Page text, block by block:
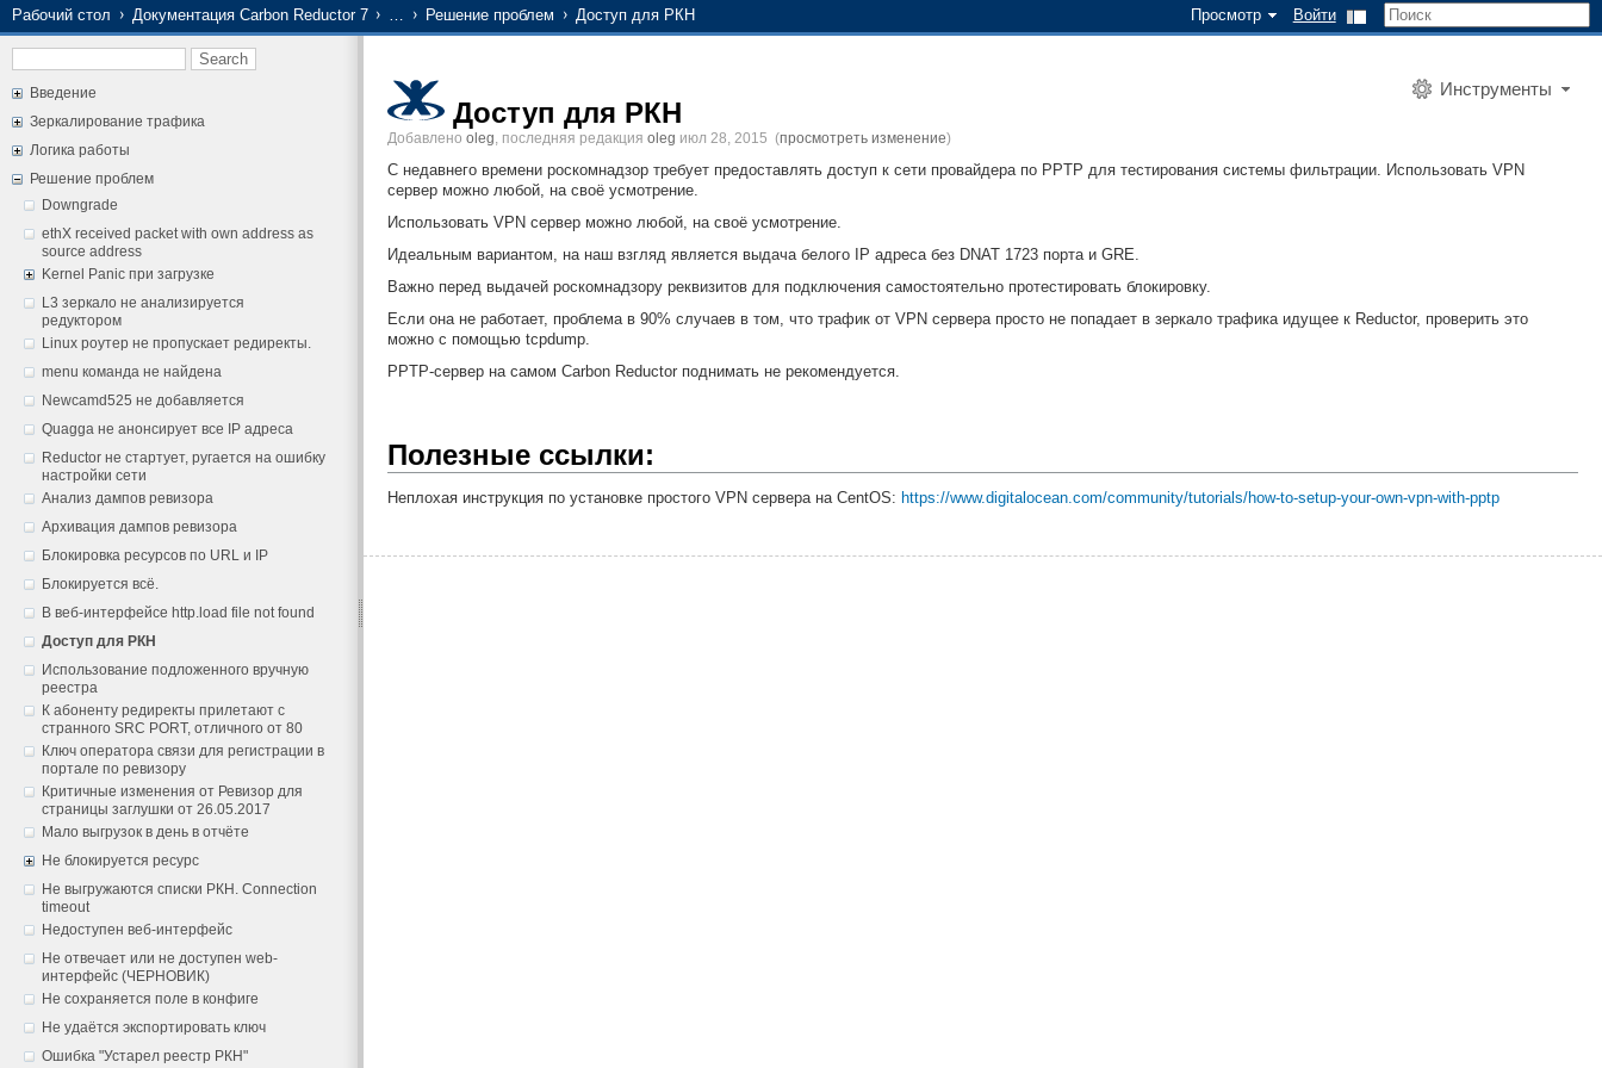
Просмотр Войти
Рабочий стол Документация Carbon Reductor 7 … Решение проблем Доступ для РКН
Введение
Зеркалирование трафика
Логика работы
Решение проблем
Downgrade
ethX received packet with own address as
source address
Kernel Panic при загрузке
L3 зеркало не анализируется
редуктором
Linux роутер не пропускает редиректы.
menu команда не найдена
Newcamd525 не добавляется
Quagga не анонсирует все IP адреса
Reductor не стартует, ругается на ошибку
настройки сети
Анализ дампов ревизора
Архивация дампов ревизора
Блокировка ресурсов по URL и IP
Блокируется всё.
В веб-интерфейсе http.load file not found
Доступ для РКН
Использование подложенного вручную
реестра
К абоненту редиректы прилетают с
странного SRC PORT, отличного от 80
Ключ оператора связи для регистрации в
портале по ревизору
Критичные изменения от Ревизор для
страницы заглушки от 26.05.2017
Мало выгрузок в день в отчёте
Не блокируется ресурс
Не выгружаются списки РКН. Connection
timeout
Недоступен веб-интерфейс
Не отвечает или не доступен web-
интерфейс (ЧЕРНОВИК)
Не сохраняется поле в конфиге
Не удаётся экспортировать ключ
Ошибка "Устарел реестр РКН"
Инструменты
Доступ для РКН
Добавлено oleg, последняя редакция oleg июл 28, 2015 (просмотреть изменение)
С недавнего времени роскомнадзор требует предоставлять доступ к сети провайдера по PPTP для тестирования системы фильтрации. Использовать VPN
сервер можно любой, на своё усмотрение.
Использовать VPN сервер можно любой, на своё усмотрение.
Идеальным вариантом, на наш взгляд является выдача белого IP адреса без DNAT 1723 порта и GRE.
Важно перед выдачей роскомнадзору реквизитов для подключения самостоятельно протестировать блокировку.
Если она не работает, проблема в 90% случаев в том, что трафик от VPN сервера просто не попадает в зеркало трафика идущее к Reductor, проверить это
можно с помощью tcpdump.
PPTP-сервер на самом Carbon Reductor поднимать не рекомендуется.
Полезные ссылки:
Неплохая инструкция по установке простого VPN сервера на CentOS: https://www.digitalocean.com/community/tutorials/how-to-setup-your-own-vpn-with-pptp